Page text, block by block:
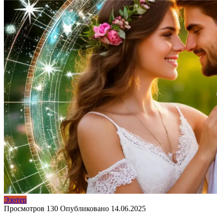
Эзотер
Просмотров 130 Опубликовано 14.06.2025